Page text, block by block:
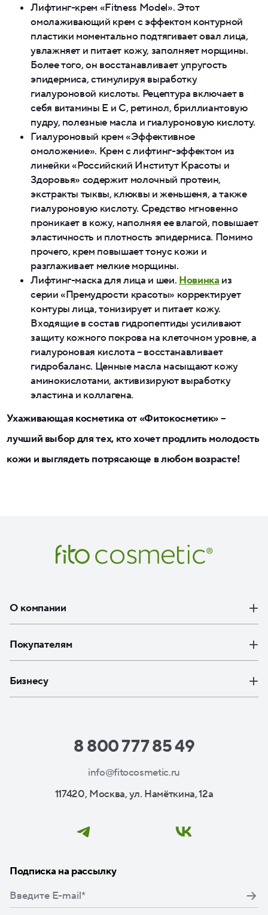
Лифтинг-крем «Fitness Model». Этот
омолаживающий крем с эффектом контурной
пластики моментально подтягивает овал лица,
увлажняет и питает кожу, заполняет морщины.
Более того, он восстанавливает упругость
эпидермиса, стимулируя выработку
гиалуроновой кислоты. Рецептура включает в
себя витамины E и C, ретинол, бриллиантовую
пудру, полезные масла и гиалуроновую кислоту.
Гиалуроновый крем «Эффективное
омоложение». Крем с лифтинг-эффектом из
линейки «Российский Институт Красоты и
Здоровья» содержит молочный протеин,
экстракты тыквы, клюквы и женьшеня, а также
гиалуроновую кислоту. Средство мгновенно
проникает в кожу, наполняя ее влагой, повышает
эластичность и плотность эпидермиса. Помимо
прочего, крем повышает тонус кожи и
разглаживает мелкие морщины.
Лифтинг-маска для лица и шеи. Новинка из
серии «Премудрости красоты» корректирует
контуры лица, тонизирует и питает кожу.
Входящие в состав гидропептиды усиливают
защиту кожного покрова на клеточном уровне, а
гиалуроновая кислота – восстанавливает
гидробаланс. Ценные масла насыщают кожу
аминокислотами, активизируют выработку
эластина и коллагена.
Ухаживающая косметика от «Фитокосметик» –
лучший выбор для тех, кто хочет продлить молодость
кожи и выглядеть потрясающе в любом возрасте!
О компании
Покупателям
Бизнесу
8 800 777 85 49
info@fitocosmetic.ru
117420, Москва, ул. Намёткина, 12а
Подписка на рассылку